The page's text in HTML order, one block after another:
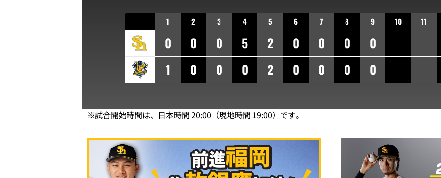
1 2 3 4 5 6 7 8 9 10 11
0 0 0 5 2 0 0 0
0
1
0 0 0 2 0 0 0 0
※試合開始時間は、日本時間 20:00（現地時間 19:00）です。